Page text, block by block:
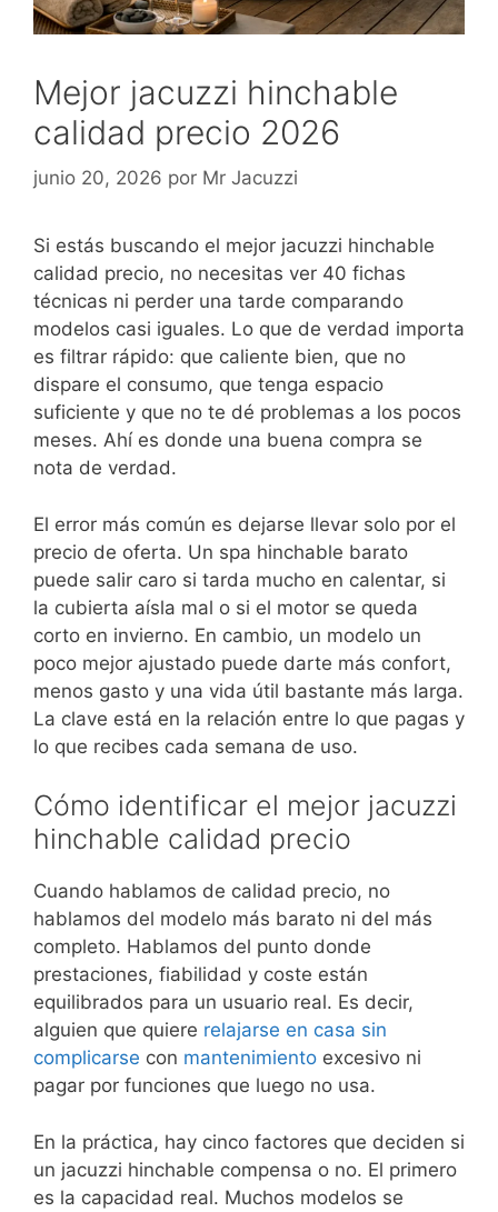
Mejor jacuzzi hinchable
calidad precio 2026
junio 20, 2026 por Mr Jacuzzi
Si estás buscando el mejor jacuzzi hinchable
calidad precio, no necesitas ver 40 fichas
técnicas ni perder una tarde comparando
modelos casi iguales. Lo que de verdad importa
es filtrar rápido: que caliente bien, que no
dispare el consumo, que tenga espacio
suficiente y que no te dé problemas a los pocos
meses. Ahí es donde una buena compra se
nota de verdad.
El error más común es dejarse llevar solo por el
precio de oferta. Un spa hinchable barato
puede salir caro si tarda mucho en calentar, si
la cubierta aísla mal o si el motor se queda
corto en invierno. En cambio, un modelo un
poco mejor ajustado puede darte más confort,
menos gasto y una vida útil bastante más larga.
La clave está en la relación entre lo que pagas y
lo que recibes cada semana de uso.
Cómo identificar el mejor jacuzzi
hinchable calidad precio
Cuando hablamos de calidad precio, no
hablamos del modelo más barato ni del más
completo. Hablamos del punto donde
prestaciones, fiabilidad y coste están
equilibrados para un usuario real. Es decir,
alguien que quiere relajarse en casa sin
complicarse con mantenimiento excesivo ni
pagar por funciones que luego no usa.
En la práctica, hay cinco factores que deciden si
un jacuzzi hinchable compensa o no. El primero
es la capacidad real. Muchos modelos se